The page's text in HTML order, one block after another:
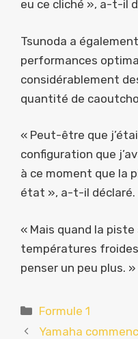
eu ce cliché », a-t-il
Tsunoda a
performances
considérablement
quantité de
« Peut-être que
configuration que
à ce moment que la
état », a-t-il déclaré.
« Mais quand la piste
températures
penser un peu plus. »
Catégories
Formule 1
Yamaha